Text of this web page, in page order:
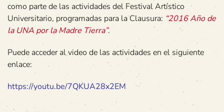
como parte de las actividades del Festival Artístico
Universitario, programadas para la Clausura: “2016 Año de
la UNA por la Madre Tierra”.
Puede acceder al video de las actividades en el siguiente
enlace:
https://youtu.be/7QKUA28x2EM